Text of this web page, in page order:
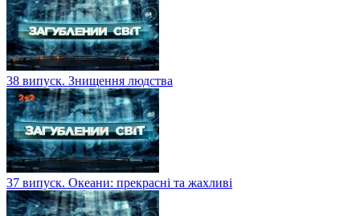
38 випуск. Знищення людства
37 випуск. Океани: прекрасні та жахливі